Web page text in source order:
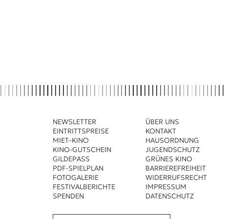
NEWSLETTER
EINTRITTSPREISE
MIET–KINO
KINO-GUTSCHEIN
GILDEPASS
PDF-SPIELPLAN
FOTOGALERIE
FESTIVALBERICHTE
SPENDEN
ÜBER UNS
KONTAKT
HAUSORDNUNG
JUGENDSCHUTZ
GRÜNES KINO
BARRIEREFREIHEIT
WIDERRUFSRECHT
IMPRESSUM
DATENSCHUTZ